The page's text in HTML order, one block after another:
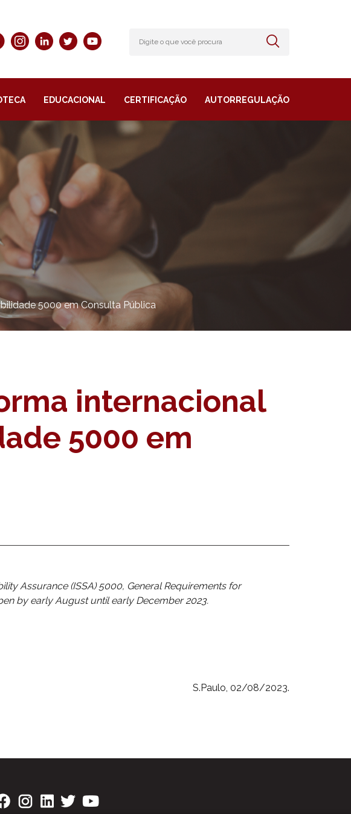
EDUCACIONAL CERTIFICAÇÃO AUTORREGULAÇÃO
5000 em Consulta Pública
internacional
5000 em
Assurance (ISSA) 5000, General Requirements for
by early August until early December 2023.
S.Paulo, 02/08/2023.